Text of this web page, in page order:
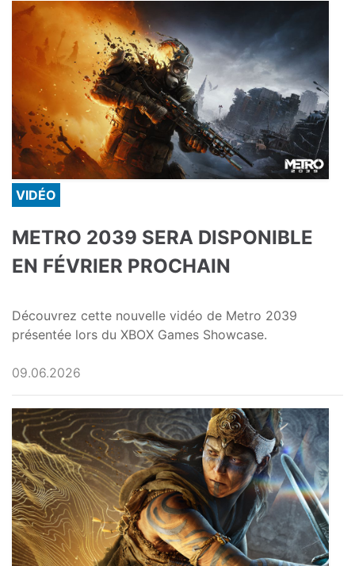
VIDÉO
METRO 2039 SERA DISPONIBLE
EN FÉVRIER PROCHAIN
Découvrez cette nouvelle vidéo de Metro 2039
présentée lors du XBOX Games Showcase.
09.06.2026